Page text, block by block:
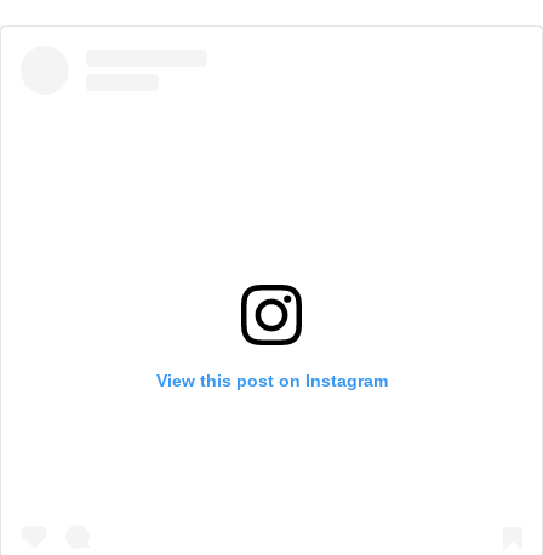
View this post on Instagram